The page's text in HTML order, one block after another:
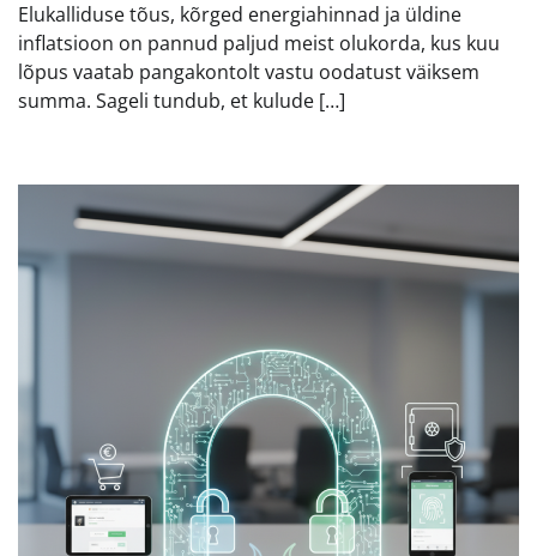
Elukalliduse tõus, kõrged energiahinnad ja üldine
inflatsioon on pannud paljud meist olukorda, kus kuu
lõpus vaatab pangakontolt vastu oodatust väiksem
summa. Sageli tundub, et kulude […]